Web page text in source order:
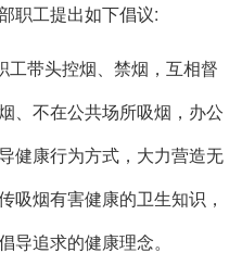
职工提出如下倡议:
工带头控烟、禁烟，互相督
、不在公共场所吸烟，办公
健康行为方式，大力营造无
吸烟有害健康的卫生知识，
导追求的健康理念。